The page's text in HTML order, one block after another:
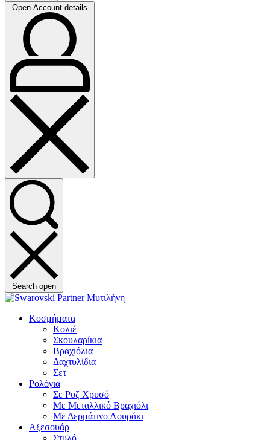
Open Account details
Search open
Κοσμήματα
Κολιέ
Σκουλαρίκια
Βραχιόλια
Δαχτυλίδια
Σετ
Ρολόγια
Σε Ροζ Χρυσό
Με Μεταλλικό Βραχιόλι
Με Δερμάτινο Λουράκι
Αξεσουάρ
Στυλό